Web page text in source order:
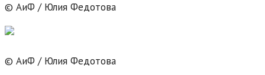
© АиФ / Юлия Федотова
© АиФ / Юлия Федотова